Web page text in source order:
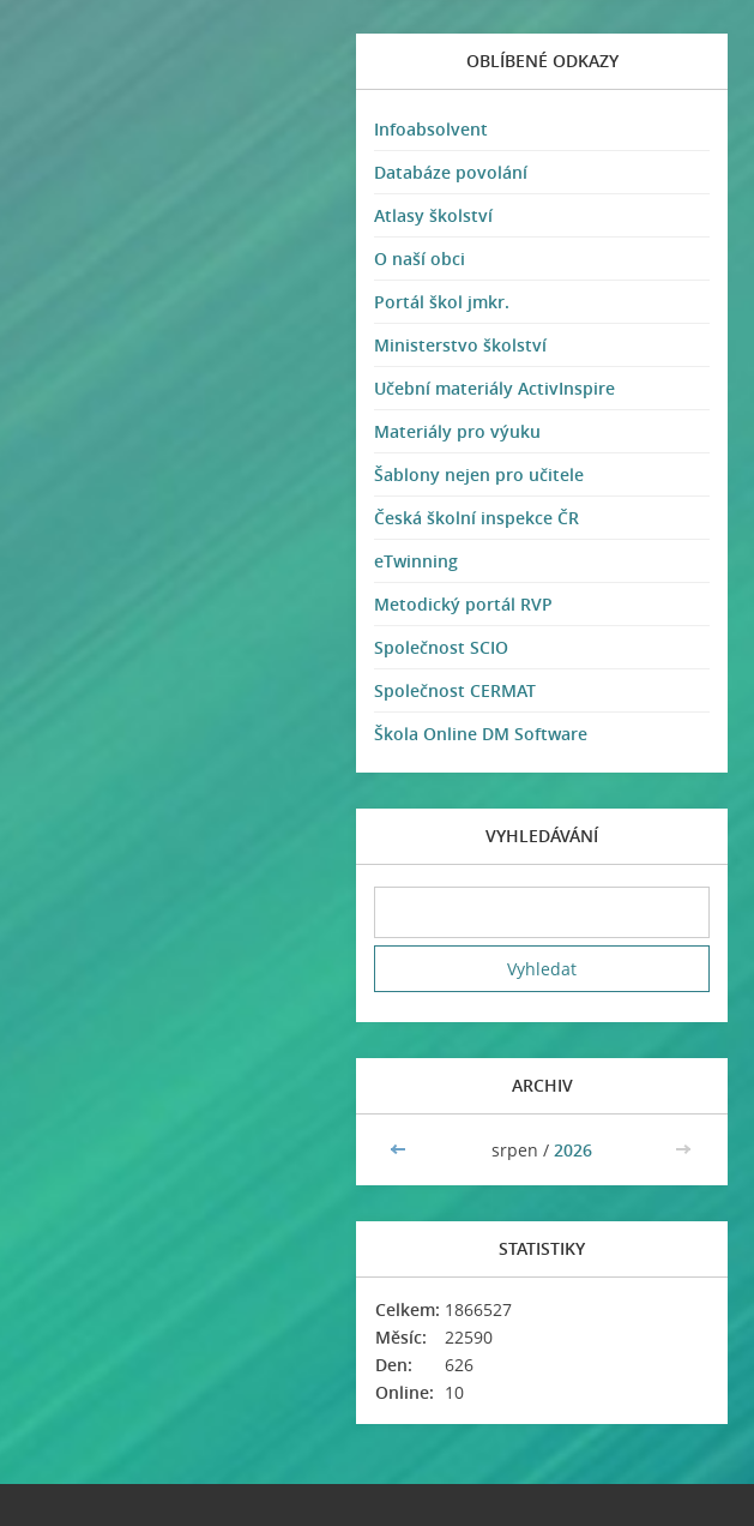
OBLÍBENÉ ODKAZY
Infoabsolvent
Databáze povolání
Atlasy školství
O naší obci
Portál škol jmkr.
Ministerstvo školství
Učební materiály ActivInspire
Materiály pro výuku
Šablony nejen pro učitele
Česká školní inspekce ČR
eTwinning
Metodický portál RVP
Společnost SCIO
Společnost CERMAT
Škola Online DM Software
VYHLEDÁVÁNÍ
ARCHIV
<< srpen / 2026 >>
STATISTIKY
Online: 10
Celkem: 1866527
Měsíc:
22590
Den:
626